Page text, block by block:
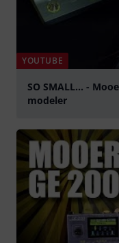
YOUTUBE
SO SMALL... -
modeler